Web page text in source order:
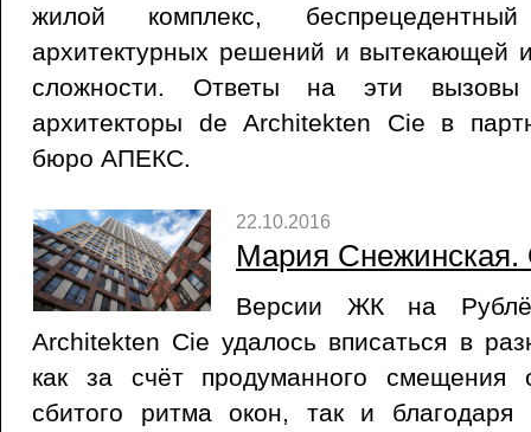
жилой комплекс,
архитектурных решений и вытекающей
сложности. Ответы на эти вызовы
архитекторы de Architekten Cie в
бюро АПЕКС.
22.10.2016
Мария Снежинская.
Версии ЖК на
Architekten Cie удалось вписаться в
как за счёт продуманного смещения
сбитого ритма окон, так и благодаря